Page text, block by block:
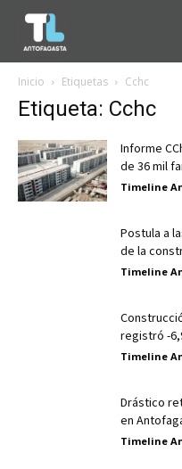
Inicio Etiquetas Cchc
Etiqueta: Cchc
Informe
de 36 mil
Timeline
Postula a
de la
Timeline
registró -
Timeline
Drástico
en
Timeline